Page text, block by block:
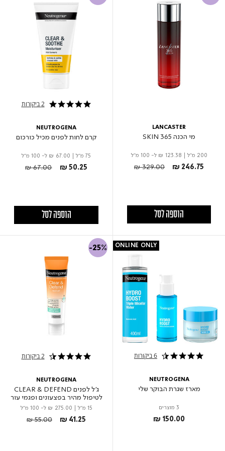
LANCASTER
מי הכנה 365 SKIN
200 מ"ל ₪ 123.38 ל- 100 מ"ל
₪ 246.75
Price reduced from
₪ 329.00to
הוספה לסל
5.0 star rating 2 ביקורות
NEUTROGENA
קרם לחות לפנים מכיל כורכום
75 מ"ל ₪ 67.00 ל- 100 מ"ל
₪ 50.25
Price reduced from
₪ 67.00to
הוספה לסל
4.3 star rating 6 ביקורות
ONLINE ONLY
NEUTROGENA
מארז שגרת הבוקר שלי
3 מוצרים
₪ 150.00
4.5 star rating 2 ביקורות
-25%
NEUTROGENA
ג'ל לפנים CLEAR & DEFEND
לטיפול מהיר בפצעונים ופגמי עור
15 מ"ל ₪ 275.00 ל- 100 מ"ל
₪ 41.25
Price reduced from
₪ 55.00to